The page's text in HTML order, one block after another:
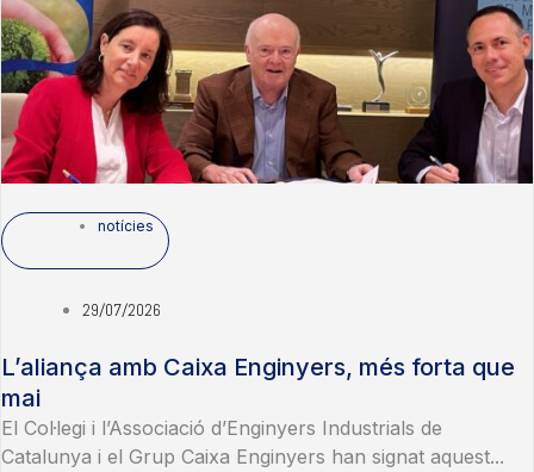
notícies
29/07/2026
L’aliança amb Caixa Enginyers, més forta que
mai
El Col·legi i l’Associació d’Enginyers Industrials de
Catalunya i el Grup Caixa Enginyers han signat aquest...